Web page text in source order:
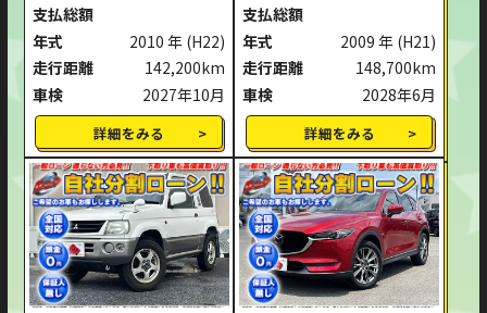
支払総額
年式
2010 年 (H22)
走行距離
142,200km
車検
2027年10月
詳細をみる
支払総額
年式
2009 年 (H21)
走行距離
148,700km
車検
2028年6月
詳細をみる